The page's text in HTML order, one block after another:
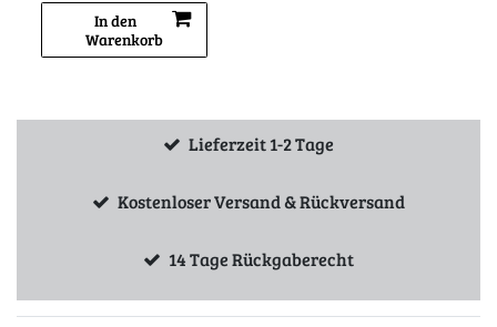
In den
Warenkorb
Lieferzeit 1-2 Tage
Kostenloser Versand & Rückversand
14 Tage Rückgaberecht